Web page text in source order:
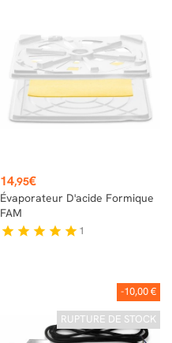
Prix
14,95€
Évaporateur D'acide Formique
FAM
star star star star star 1
-10,00 €
RUPTURE DE STOCK